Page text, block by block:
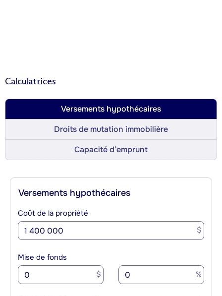
Calculatrices
Versements hypothécaires
Droits de mutation immobilière
Capacité d’emprunt
Versements hypothécaires
Coût de la propriété
$
Mise de fonds
$ %